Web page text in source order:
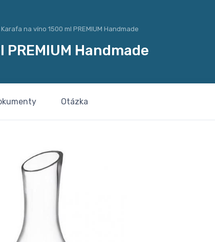
Karafa na víno 1500 ml PREMIUM Handmade
Handmade
Otázka